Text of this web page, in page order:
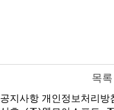
목록
공지사항 개인정보처리방